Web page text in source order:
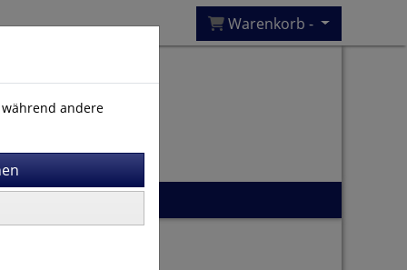
Warenkorb -
andere